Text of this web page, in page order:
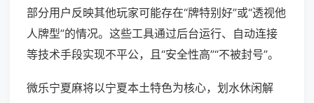
部分用户反映其他玩家可能存在“牌特别好”或“透视他
人牌型”的情况。这些工具通过后台运行、自动连接
等技术手段实现不平公，且“安全性高”“不被封号”。
微乐宁夏麻将以宁夏本土特色为核心，划水休闲解